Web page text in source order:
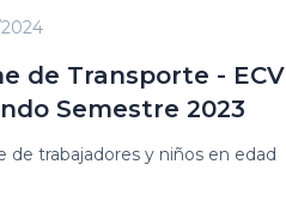
de Transporte - ECV
Semestre 2023
de trabajadores y niños en edad